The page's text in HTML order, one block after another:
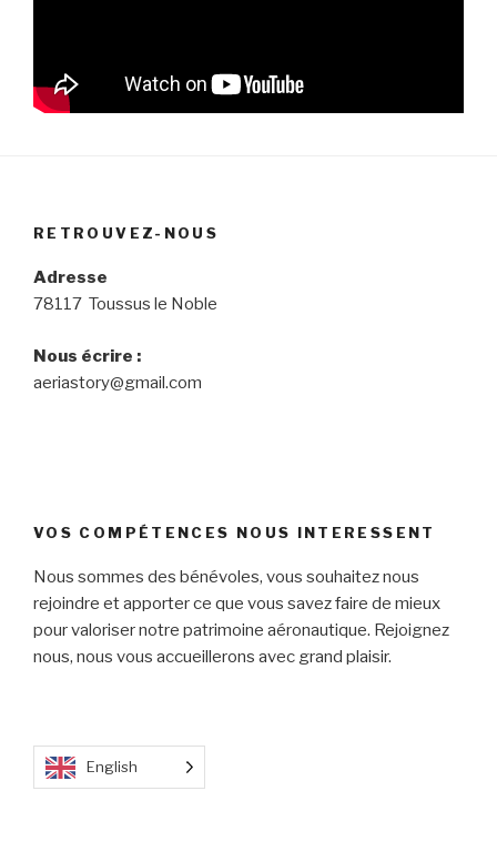
RETROUVEZ-NOUS
Adresse
78117 Toussus le Noble
Nous écrire :
aeriastory@gmail.com
VOS COMPÉTENCES NOUS INTERESSENT
Nous sommes des bénévoles, vous souhaitez nous
rejoindre et apporter ce que vous savez faire de mieux
pour valoriser notre patrimoine aéronautique. Rejoignez
nous, nous vous accueillerons avec grand plaisir.
English